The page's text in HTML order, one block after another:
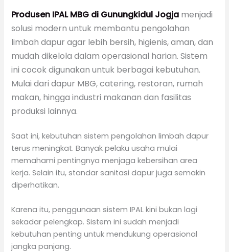
Produsen IPAL MBG di Gunungkidul Jogja menjadi
solusi modern untuk membantu pengolahan
limbah dapur agar lebih bersih, higienis, aman, dan
mudah dikelola dalam operasional harian. Sistem
ini cocok digunakan untuk berbagai kebutuhan.
Mulai dari dapur MBG, catering, restoran, rumah
makan, hingga industri makanan dan fasilitas
produksi lainnya.
Saat ini, kebutuhan sistem pengolahan limbah dapur
terus meningkat. Banyak pelaku usaha mulai
memahami pentingnya menjaga kebersihan area
kerja. Selain itu, standar sanitasi dapur juga semakin
diperhatikan.
Karena itu, penggunaan sistem IPAL kini bukan lagi
sekadar pelengkap. Sistem ini sudah menjadi
kebutuhan penting untuk mendukung operasional
jangka panjang.